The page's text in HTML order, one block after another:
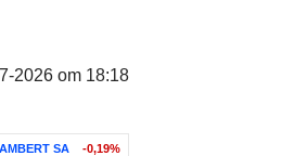
2026 om 18:18
SA -0,19%